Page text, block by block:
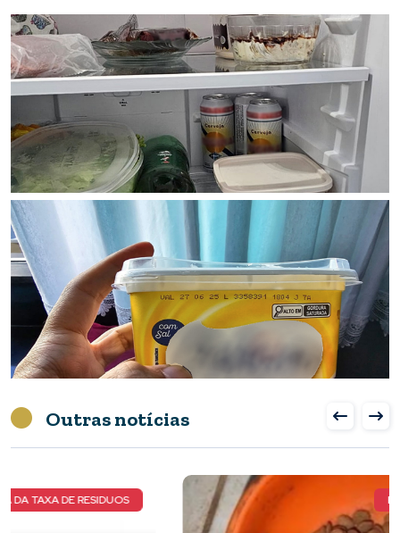
Outras notícias
NOVOS DETALHES DO CASO